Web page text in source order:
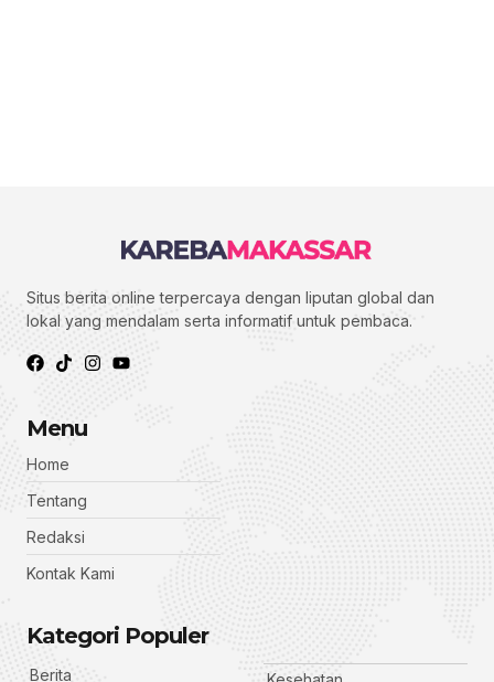
Situs berita online terpercaya dengan liputan global dan
lokal yang mendalam serta informatif untuk pembaca.
Menu
Home
Tentang
Redaksi
Kontak Kami
Kategori Populer
Berita